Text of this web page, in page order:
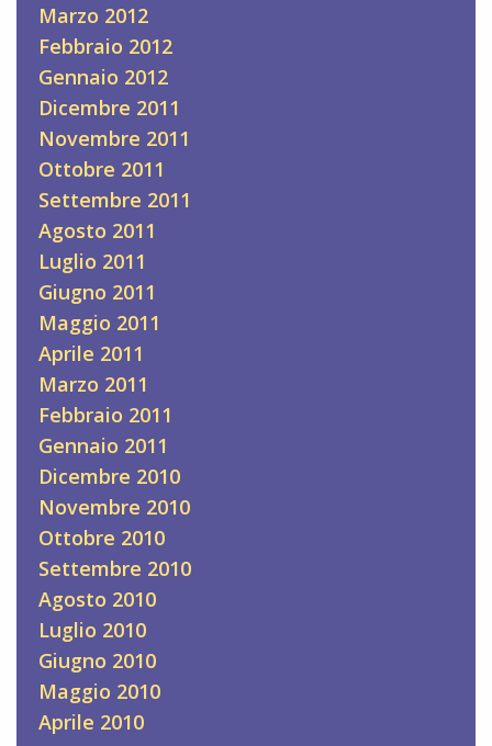
Marzo 2012
Febbraio 2012
Gennaio 2012
Dicembre 2011
Novembre 2011
Ottobre 2011
Settembre 2011
Agosto 2011
Luglio 2011
Giugno 2011
Maggio 2011
Aprile 2011
Marzo 2011
Febbraio 2011
Gennaio 2011
Dicembre 2010
Novembre 2010
Ottobre 2010
Settembre 2010
Agosto 2010
Luglio 2010
Giugno 2010
Maggio 2010
Aprile 2010